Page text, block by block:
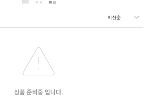
상품 준비중 입니다.